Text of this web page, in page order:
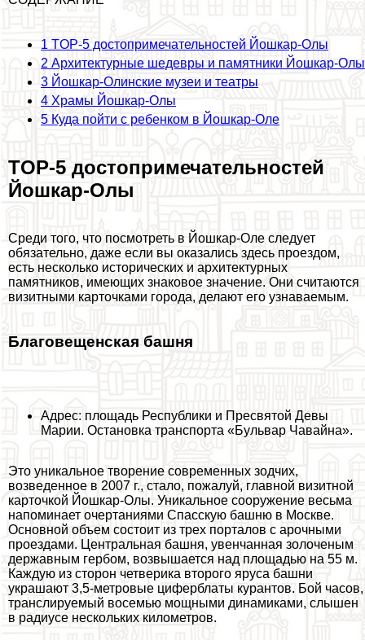
1 TOP-5 достопримечательностей Йошкар-Олы
2 Архитектурные шедевры и памятники Йошкар-Олы
3 Йошкар-Олинские музеи и театры
4 Храмы Йошкар-Олы
5 Куда пойти с ребенком в Йошкар-Оле
TOP-5 достопримечательностей
Йошкар-Олы
Среди того, что посмотреть в Йошкар-Оле следует
обязательно, даже если вы оказались здесь проездом,
есть несколько исторических и архитектурных
памятников, имеющих знаковое значение. Они считаются
визитными карточками города, делают его узнаваемым.
Благовещенская башня
Адрес: площадь Республики и Пресвятой Девы
Марии. Остановка трaнcпорта «Бульвар Чавайна».
Это уникальное творение современных зодчих,
возведенное в 2007 г., стало, пожалуй, главной визитной
карточкой Йошкар-Олы. Уникальное сооружение весьма
напоминает очертаниями Спасскую башню в Москве.
Основной объем состоит из трех порталов с арочными
проездами. Центральная башня, увенчанная золоченым
державным гербом, возвышается над площадью на 55 м.
Каждую из сторон четверика второго яруса башни
украшают 3,5-метровые циферблаты курантов. Бой часов,
трaнcлируемый восемью мощными динамиками, слышен
в радиусе нескольких километров.